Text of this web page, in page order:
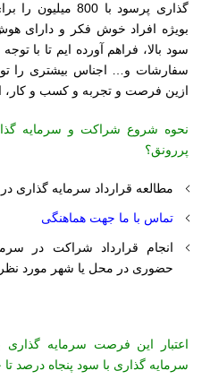
گذاری پرسود با
بویژه افراد خوش فکر و دارای
سود بالا، فراهم آورده ایم تا با
سفارشات و… اجناس بیشتری را
ازین فرصت و تجربه و کسب و کار،
پررونق؟
مطالعه قرارداد سرمایه گذاری
تماس با ما جهت هماهنگی
حضوری در محل یا شهر مورد نظر
سرمایه گذاری با سود پنجاه درصد